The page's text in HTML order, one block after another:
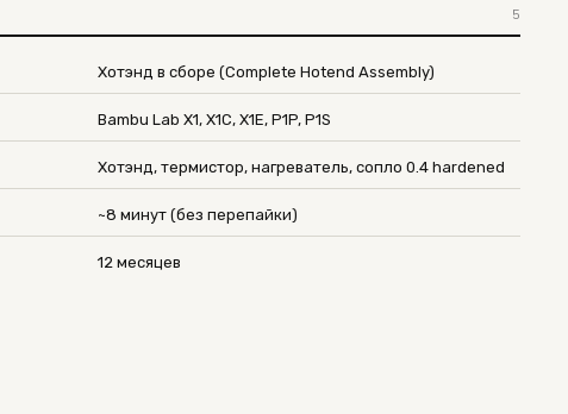
5
Хотэнд в сборе (Complete Hotend Assembly)
Bambu Lab X1, X1C, X1E, P1P, P1S
Хотэнд, термистор, нагреватель, сопло 0.4 hardened
~8 минут (без перепайки)
12 месяцев